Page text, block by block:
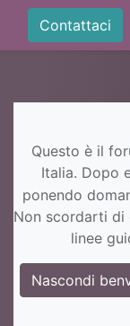
Contattaci
Questo è il
Italia. Dopo
ponendo
Non scordarti di
linee
Nascondi